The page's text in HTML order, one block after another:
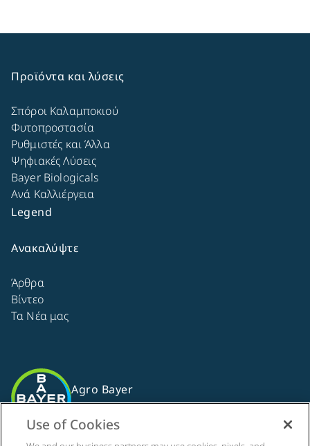
Προϊόντα και λύσεις
Σπόροι Καλαμποκιού
Φυτοπροστασία
Ρυθμιστές και Άλλα
Ψηφιακές Λύσεις
Bayer Biologicals
Ανά Καλλιέργεια
Legend
Ανακαλύψτε
Άρθρα
Βίντεο
Τα Νέα μας
Agro Bayer
Ελλάδα
Use of Cookies